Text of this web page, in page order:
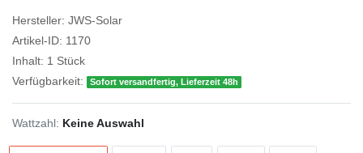
Hersteller: JWS-Solar
Artikel-ID: 1170
Inhalt: 1 Stück
Verfügbarkeit:
Sofort versandfertig, Lieferzeit 48h
Wattzahl: Keine Auswahl